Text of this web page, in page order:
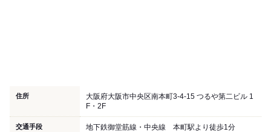
住所
大阪府大阪市中央区南本町3-4-15 つるや第二ビル 1
F・2F
交通手段
地下鉄御堂筋線・中央線 本町駅より徒歩1分